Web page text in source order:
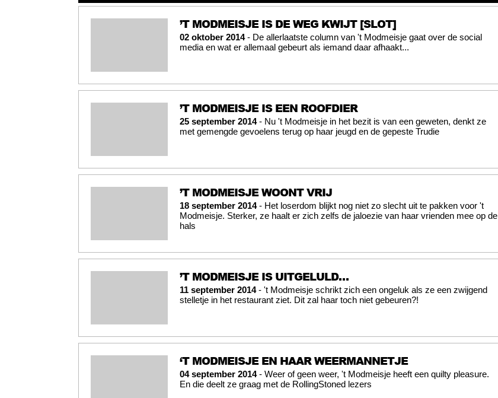
’T MODMEISJE IS DE WEG KWIJT [SLOT]
02 oktober 2014- De allerlaatste column van 't Modmeisje gaat over de social
media en wat er allemaal gebeurt als iemand daar afhaakt...
’T MODMEISJE IS EEN ROOFDIER
25 september 2014- Nu 't Modmeisje in het bezit is van een geweten, denkt ze
met gemengde gevoelens terug op haar jeugd en de gepeste Trudie
’T MODMEISJE WOONT VRIJ
18 september 2014- Het loserdom blijkt nog niet zo slecht uit te pakken voor 't
Modmeisje. Sterker, ze haalt er zich zelfs de jaloezie van haar vrienden mee op de
hals
’T MODMEISJE IS UITGELULD…
11 september 2014- 't Modmeisje schrikt zich een ongeluk als ze een zwijgend
stelletje in het restaurant ziet. Dit zal haar toch niet gebeuren?!
‘T MODMEISJE EN HAAR WEERMANNETJE
04 september 2014- Weer of geen weer, 't Modmeisje heeft een quilty pleasure.
En die deelt ze graag met de RollingStoned lezers